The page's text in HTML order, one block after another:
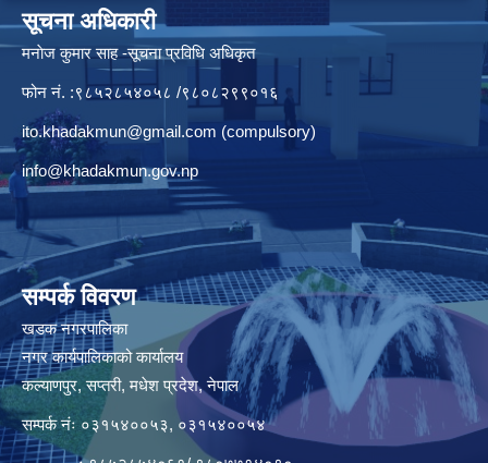
सूचना अधिकारी
मनाेज कुमार साह -सूचना प्रविधि अधिकृत
फोन नं. :९८५२८५४०५८ /९८०८२९९०१६
ito.khadakmun@gmail.com (compulsory)
info@khadakmun.gov.np
सम्पर्क विवरण
खडक नगरपालिका
नगर कार्यपालिकाको कार्यालय
कल्याणपुर, सप्तरी, मधेश प्रदेश, नेपाल
सम्पर्क नंः ०३१५४००५३, ०३१५४००५४